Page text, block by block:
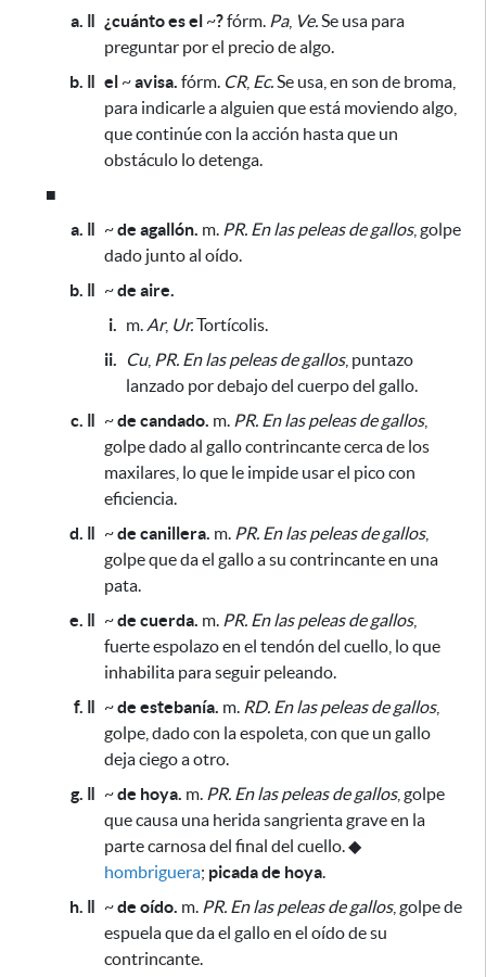
a. ǁ ¿cuánto es el ~?fórm. Pa, Ve.Se usa para
preguntar por el precio de algo.
b. ǁ el ~avisa. fórm. CR, Ec.Se usa, en son de broma,
para indicarle a alguien que está moviendo algo,
que continúe con la acción hasta que un
obstáculo lo detenga.
■
a. ǁ ~de agallón. m. PR. En las peleas de gallos, golpe
dado junto al oído.
b. ǁ ~de aire.
i. m. Ar, Ur.Tortícolis.
ii.
Cu, PR. En las peleas de gallos, puntazo
lanzado por debajo del cuerpo del gallo.
c. ǁ ~de candado. m. PR. En las peleas de gallos,
golpe dado al gallo contrincante cerca de los
maxilares, lo que le impide usar el pico con
eficiencia.
d. ǁ ~de canillera. m. PR. En las peleas de gallos,
golpe que da el gallo a su contrincante en una
pata.
e. ǁ ~de cuerda. m. PR. En las peleas de gallos,
fuerte espolazo en el tendón del cuello, lo que
inhabilita para seguir peleando.
f. ǁ ~de estebanía. m. RD. En las peleas de gallos,
golpe, dado con la espoleta, con que un gallo
deja ciego a otro.
g. ǁ ~de hoya. m. PR. En las peleas de gallos, golpe
que causa una herida sangrienta grave en la
parte carnosa del final del cuello.◆
hombriguera; picada de hoya.
h. ǁ ~de oído. m. PR. En las peleas de gallos, golpe de
espuela que da el gallo en el oído de su
contrincante.